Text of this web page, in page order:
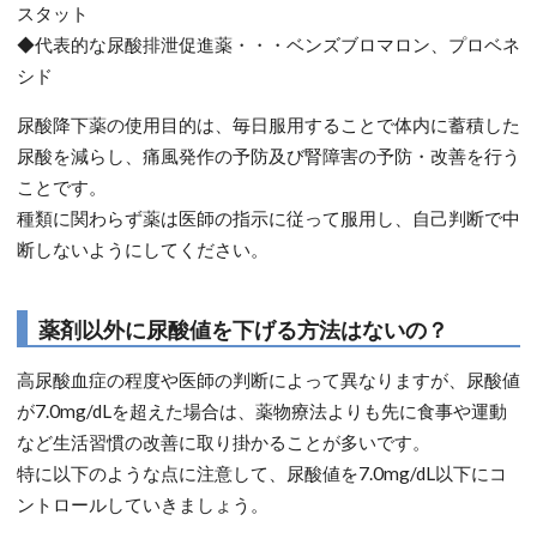
スタット
◆代表的な尿酸排泄促進薬・・・ベンズブロマロン、プロベネ
シド
尿酸降下薬の使用目的は、毎日服用することで体内に蓄積した
尿酸を減らし、痛風発作の予防及び腎障害の予防・改善を行う
ことです。
種類に関わらず薬は医師の指示に従って服用し、自己判断で中
断しないようにしてください。
薬剤以外に尿酸値を下げる方法はないの？
高尿酸血症の程度や医師の判断によって異なりますが、尿酸値
が7.0mg/dLを超えた場合は、薬物療法よりも先に食事や運動
など生活習慣の改善に取り掛かることが多いです。
特に以下のような点に注意して、尿酸値を7.0mg/dL以下にコ
ントロールしていきましょう。